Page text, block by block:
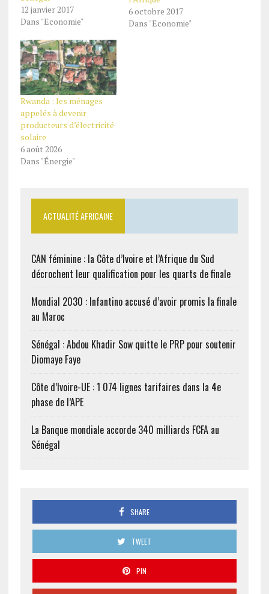
12 janvier 2017
Dans "Economie"
6 octobre 2017
Dans "Economie"
Rwanda : les ménages
appelés à devenir
producteurs d’électricité
solaire
6 août 2026
Dans "Énergie"
ACTUALITÉ AFRICAINE
CAN féminine : la Côte d’Ivoire et l’Afrique du Sud
décrochent leur qualification pour les quarts de finale
Mondial 2030 : Infantino accusé d’avoir promis la finale
au Maroc
Sénégal : Abdou Khadir Sow quitte le PRP pour soutenir
Diomaye Faye
Côte d’Ivoire-UE : 1 074 lignes tarifaires dans la 4e
phase de l’APE
La Banque mondiale accorde 340 milliards FCFA au
Sénégal
SHARE
TWEET
PIN